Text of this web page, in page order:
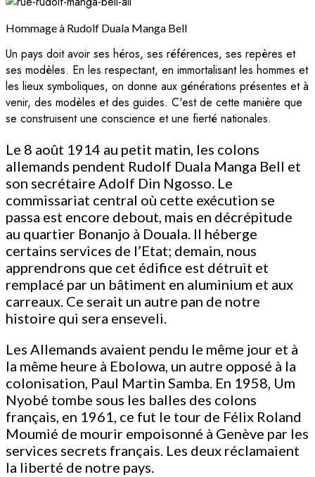
Hommage à Rudolf Duala Manga Bell
Un pays doit avoir ses héros, ses références, ses repères et
ses modèles. En les respectant, en immortalisant les hommes et
les lieux symboliques, on donne aux générations présentes et à
venir, des modèles et des guides. C'est de cette manière que
se construisent une conscience et une fierté nationales.
Le 8 août 1914 au petit matin, les colons
allemands pendent Rudolf Duala Manga Bell et
son secrétaire Adolf Din Ngosso. Le
commissariat central où cette exécution se
passa est encore debout, mais en décrépitude
au quartier Bonanjo à Douala. Il héberge
certains services de l’Etat; demain, nous
apprendrons que cet édifice est détruit et
remplacé par un bâtiment en aluminium et aux
carreaux. Ce serait un autre pan de notre
histoire qui sera enseveli.
Les Allemands avaient pendu le même jour et à
la même heure à Ebolowa, un autre opposé à la
colonisation, Paul Martin Samba. En 1958, Um
Nyobé tombe sous les balles des colons
français, en 1961, ce fut le tour de Félix Roland
Moumié de mourir empoisonné à Genève par les
services secrets français. Les deux réclamaient
la liberté de notre pays.